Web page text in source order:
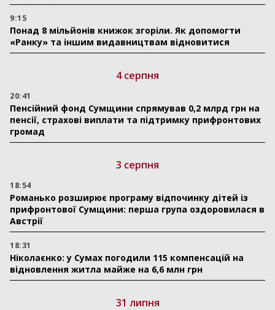
9:15
Понад 8 мільйонів книжок згоріли. Як допомогти
«Ранку» та іншим видавництвам відновитися
4 серпня
20:41
Пенсійний фонд Сумщини спрямував 0,2 млрд грн на
пенсії, страхові виплати та підтримку прифронтових
громад
3 серпня
18:54
Романько розширює програму відпочинку дітей із
прифронтової Сумщини: перша група оздоровилася в
Австрії
18:31
Ніколаєнко: у Сумах погодили 115 компенсацій на
відновлення житла майже на 6,6 млн грн
31 липня